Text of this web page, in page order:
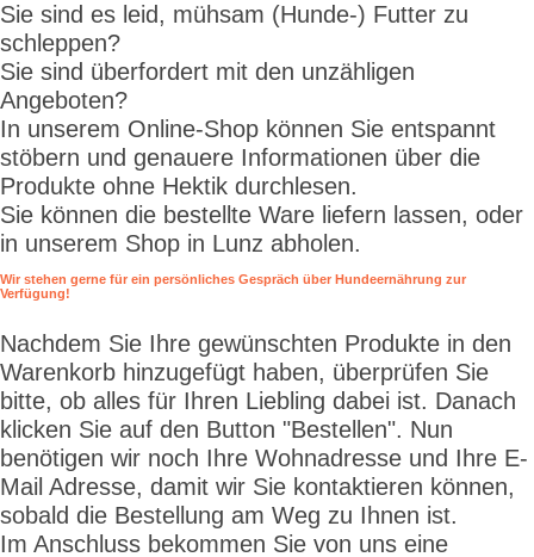
Sie sind es leid, mühsam (Hunde-) Futter zu
schleppen?
Sie sind überfordert mit den unzähligen
Angeboten?
In unserem Online-Shop können Sie entspannt
stöbern und genauere Informationen über die
Produkte ohne Hektik durchlesen.
Sie können die bestellte Ware liefern lassen, oder
in unserem Shop in Lunz abholen.
Wir stehen gerne für ein persönliches Gespräch über Hundeernährung zur
Verfügung!
Nachdem Sie Ihre gewünschten Produkte in den
Warenkorb hinzugefügt haben, überprüfen Sie
bitte, ob alles für Ihren Liebling dabei ist. Danach
klicken Sie auf den Button "Bestellen". Nun
benötigen wir noch Ihre Wohnadresse und Ihre E-
Mail Adresse, damit wir Sie kontaktieren können,
sobald die Bestellung am Weg zu Ihnen ist.
Im Anschluss bekommen Sie von uns eine